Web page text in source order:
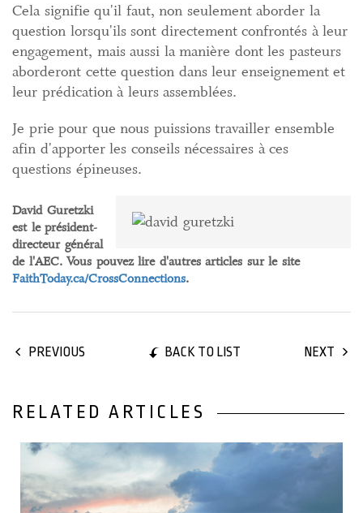
Cela signifie qu'il faut, non seulement aborder la
question lorsqu'ils sont directement confrontés à leur
engagement, mais aussi la manière dont les pasteurs
aborderont cette question dans leur enseignement et
leur prédication à leurs assemblées.
Je prie pour que nous puissions travailler ensemble
afin d'apporter les conseils nécessaires à ces
questions épineuses.
David Guretzki
est le président-
directeur général
de l'AEC. Vous pouvez lire d'autres articles sur le site
FaithToday.ca/CrossConnections.
PREVIOUS BACK TO LIST NEXT
RELATED ARTICLES